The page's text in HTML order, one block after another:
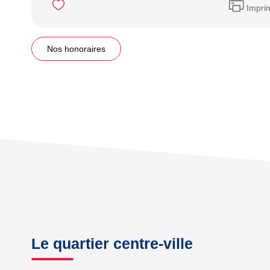
Nos honoraires
Le quartier centre-ville